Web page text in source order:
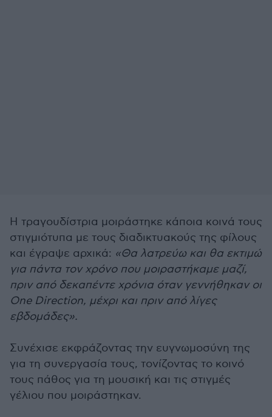
Η τραγουδίστρια μοιράστηκε κάποια κοινά τους
στιγμιότυπα με τους διαδικτυακούς της φίλους
και έγραψε αρχικά: «Θα λατρεύω και θα εκτιμώ
για πάντα τον χρόνο που μοιραστήκαμε μαζί,
πριν από δεκαπέντε χρόνια όταν γεννήθηκαν οι
One Direction, μέχρι και πριν από λίγες
εβδομάδες».
Συνέχισε εκφράζοντας την ευγνωμοσύνη της
για τη συνεργασία τους, τονίζοντας το κοινό
τους πάθος για τη μουσική και τις στιγμές
γέλιου που μοιράστηκαν.